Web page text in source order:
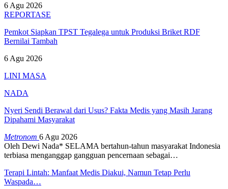
6 Agu 2026
REPORTASE
Pemkot Siapkan TPST Tegalega untuk Produksi Briket RDF
Bernilai Tambah
6 Agu 2026
LINI MASA
NADA
Nyeri Sendi Berawal dari Usus? Fakta Medis yang Masih Jarang
Dipahami Masyarakat
Metronom 6 Agu 2026
Oleh Dewi Nada* SELAMA bertahun-tahun masyarakat Indonesia
terbiasa menganggap gangguan pencernaan sebagai…
Terapi Lintah: Manfaat Medis Diakui, Namun Tetap Perlu
Waspada…